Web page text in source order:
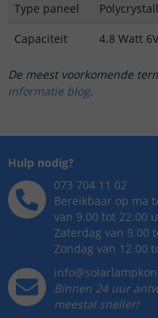
Type paneel
Capaciteit
4.8 Watt
De meest voorkomende
informatie blog.
Hulp nodig?
073 704 11 02
Bereikbaar op ma
van 9.00 tot 22.00
Zaterdag van 9.00
Zondag van 12.00
Binnen 24 uur
meestal sneller!